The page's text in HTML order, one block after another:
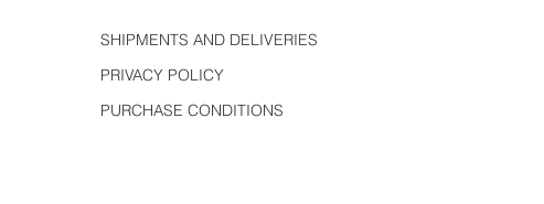
SHIPMENTS AND DELIVERIES
PRIVACY POLICY
PURCHASE CONDITIONS